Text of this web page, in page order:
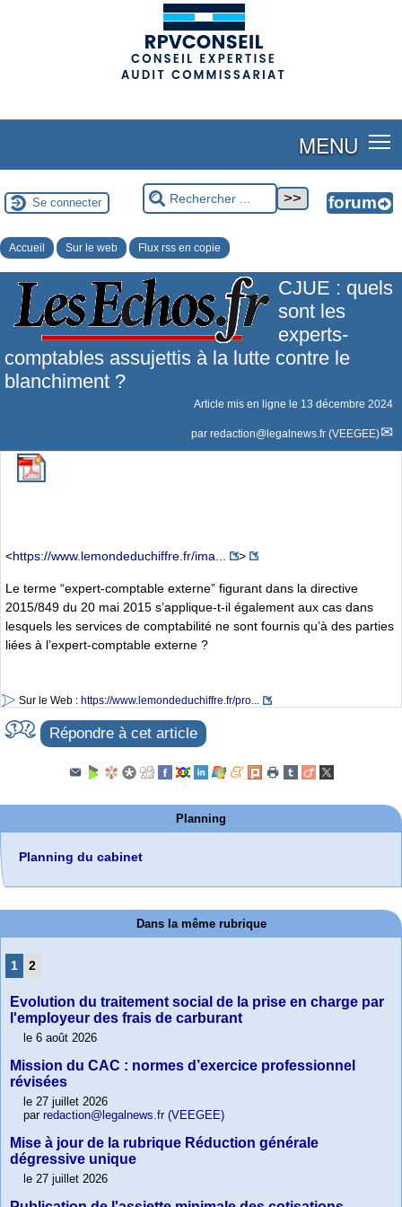
MENU
Se connecter
Accueil Sur le web Flux rss en copie
CJUE : quels
sont les
experts-
comptables assujettis à la lutte contre le
blanchiment ?
Article mis en ligne le 13 décembre 2024
par redaction@legalnews.fr (VEEGEE)
<https://www.lemondeduchiffre.fr/ima... >
Le terme “expert-comptable externe” figurant dans la directive
2015/849 du 20 mai 2015 s’applique-t-il également aux cas dans
lesquels les services de comptabilité ne sont fournis qu’à des parties
liées à l’expert-comptable externe ?
Sur le Web : https://www.lemondeduchiffre.fr/pro...
Répondre à cet article
Planning
Planning du cabinet
Dans la même rubrique
1 2
Evolution du traitement social de la prise en charge par
l'employeur des frais de carburant
le 6 août 2026
Mission du CAC : normes d’exercice professionnel
révisées
le 27 juillet 2026
par redaction@legalnews.fr (VEEGEE)
Mise à jour de la rubrique Réduction générale
dégressive unique
le 27 juillet 2026